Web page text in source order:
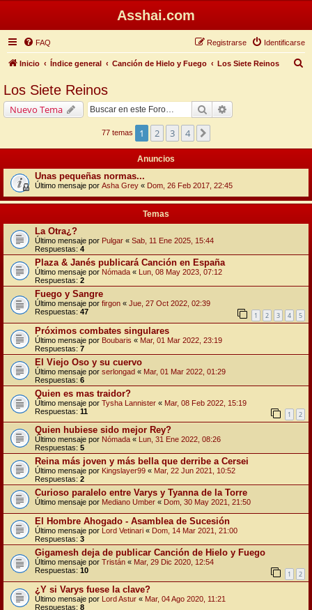
Asshai.com
FAQ Identificarse
Registrarse
Inicio Índice general Canción de Hielo y Fuego Los Siete Reinos
Los Siete Reinos
Nuevo Tema Buscar
77 temas 1 2 3 4
Anuncios
Unas pequeñas normas...
Último mensaje por Asha Grey « Dom, 26 Feb 2017, 22:45
Temas
La Otra¿?
Último mensaje por Pulgar « Sab, 11 Ene 2025, 15:44
Respuestas: 4
Plaza & Janés publicará Canción en España
Último mensaje por Nómada « Lun, 08 May 2023, 07:12
Respuestas: 2
Fuego y Sangre
Último mensaje por firgon « Jue, 27 Oct 2022, 02:39
Respuestas: 47 1 2 3 4 5
Próximos combates singulares
Último mensaje por Boubaris « Mar, 01 Mar 2022, 23:19
Respuestas: 7
El Viejo Oso y su cuervo
Último mensaje por serlongad « Mar, 01 Mar 2022, 01:29
Respuestas: 6
Quien es mas traidor?
Último mensaje por Tysha Lannister « Mar, 08 Feb 2022, 15:19
Respuestas: 11 1 2
Quien hubiese sido mejor Rey?
Último mensaje por Nómada «
Lun, 31 Ene 2022, 08:26
Respuestas: 5
Reina más joven y más bella que derribe a Cersei
Último mensaje por Kingslayer99 « Mar, 22 Jun 2021, 10:52
Respuestas: 2
Curioso paralelo entre Varys y Tyanna de la Torre
Último mensaje por Mediano Umber « Dom, 30 May 2021, 21:50
El Hombre Ahogado - Asamblea de Sucesión
Último mensaje por Lord Vetinari « Dom, 14 Mar 2021, 21:00
Respuestas: 3
Gigamesh deja de publicar Canción de Hielo y Fuego
Último mensaje por Tristán « Mar, 29 Dic 2020, 12:54
Respuestas: 10 1 2
¿Y si Varys fuese la clave?
Último mensaje por Lord Astur « Mar, 04 Ago 2020, 11:21
Respuestas: 8